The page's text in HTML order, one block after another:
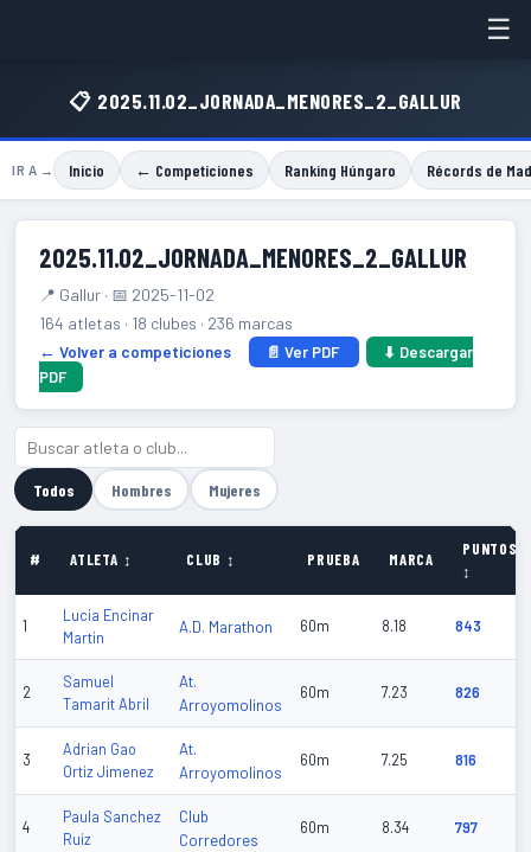
☰
📋 2025.11.02_JORNADA_MENORES_2_GALLUR
IR A → Inicio ← Competiciones Ranking Húngaro Récords de
2025.11.02_JORNADA_MENORES_2_GALLUR
📍 Gallur · 📅 2025-11-02
164 atletas · 18 clubes · 236 marcas
← Volver a competiciones
📄 Ver PDF
⬇ Descargar
PDF
Todos Hombres Mujeres
# ATLETA ↕ CLUB ↕ PRUEBA MARCA
PUNTOS
↕
1
Lucia Encinar
Martin
A.D. Marathon 60m 8.18 843
2
Samuel
Tamarit Abril
At.
Arroyomolinos
60m 7.23 826
3
Adrian Gao
Ortiz Jimenez
At.
Arroyomolinos
60m 7.25 816
4
Paula Sanchez
Ruiz
Club
Corredores
60m 8.34 797